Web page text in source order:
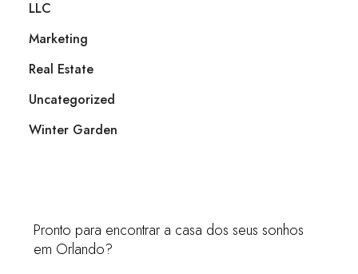
LLC
Marketing
Real Estate
Uncategorized
Winter Garden
Pronto para encontrar a casa dos seus sonhos
em Orlando?